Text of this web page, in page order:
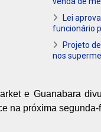
Lei
funcionário
Projeto
nos
e Guanabara
na próxima